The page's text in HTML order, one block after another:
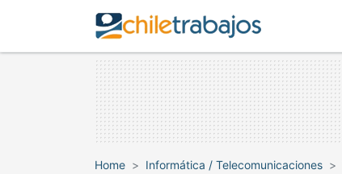
Home Informática / Telecomunicaciones